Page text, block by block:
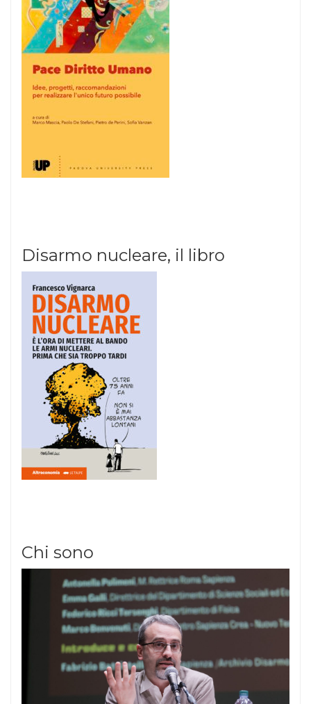
Disarmo nucleare, il libro
Chi sono